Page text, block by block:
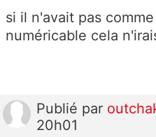
si il n'avait pas
numéricable cela
Publié par
20h01